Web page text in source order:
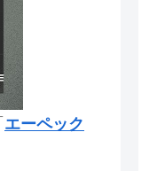
エーペック